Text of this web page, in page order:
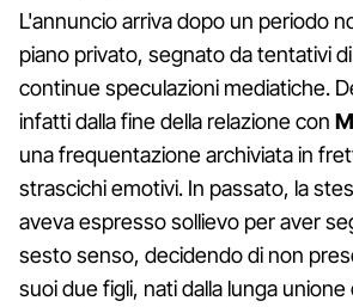
L'annuncio arriva dopo un periodo
piano privato, segnato da tentativi
continue speculazioni mediatiche.
infatti dalla fine della relazione con
una frequentazione archiviata in
strascichi emotivi. In passato, la
aveva espresso sollievo per aver
sesto senso, decidendo di non
suoi due figli, nati dalla lunga